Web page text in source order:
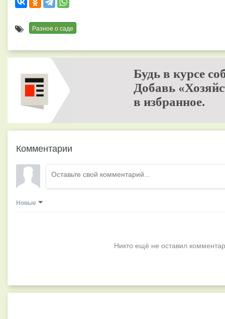
Разное о саде
Будь в курсе
Добавь
в избранное.
Комментарии
Новые
Никто ещё не оставил